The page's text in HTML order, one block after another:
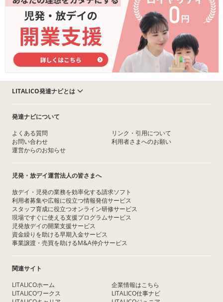
LITALICO発達ナビとは
発達ナビについて
よくある質問
お問い合わせ
運営からのお知らせ
リンク・引用について
利用者さまへのお願い
児発・放デイ運営法人の皆さまへ
放デイ・児発の業務を効率化する請求ソフト
利用者募集や広報に役立つ情報発信サービス
スタッフ育成に役立つオンライン研修サービス
現場ですぐに使える支援プログラムサービス
児発放デイの開業支援サービス
資金繰りを助ける早期入金サービス
事業譲渡・売買を助けるM&A仲介サービス
関連サイト
LITALICOホーム
LITALICOワークス
企業情報はこちら
LITALICO仕事ナビ